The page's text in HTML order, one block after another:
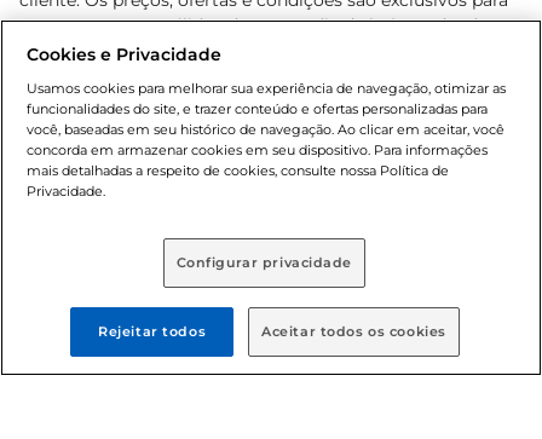
o e-commerce e válidos durante o dia de hoje, podendo
sofrer alterações sem prévia notificação. Proibida a venda
Lei n.º 8069/90, art. 81, inciso II (Estatuto da Criança e do
Adolescente). Preços e condições exclusivos para o
www.bretas.com.br, podendo sofrer alterações sem aviso
prévio. O valor mínimo para as compras on-line é de R$
80,00.
© 2025 Copyright. Todos os direitos
reservados Bretas.
Cookies e Privacidade
Usamos cookies para melhorar sua experiência de navegação, otimizar as
funcionalidades do site, e trazer conteúdo e ofertas personalizadas para
você, baseadas em seu histórico de navegação. Ao clicar em aceitar, você
concorda em armazenar cookies em seu dispositivo. Para informações
mais detalhadas a respeito de cookies, consulte nossa Política de
Privacidade.
Configurar privacidade
Rejeitar todos Aceitar todos os cookies